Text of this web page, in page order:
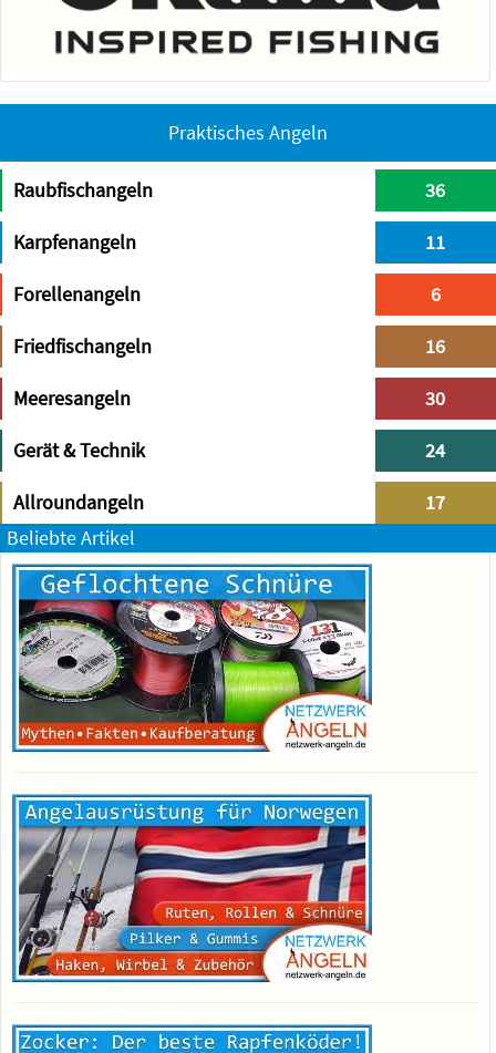
Praktisches Angeln
Raubfischangeln 36
Karpfenangeln 11
Forellenangeln 6
Friedfischangeln 16
Meeresangeln 30
Gerät & Technik 24
Allroundangeln
17
Beliebte Artikel